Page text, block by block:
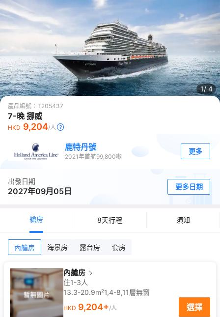
1/4
產品編號： T205437
7-晚 挪威
HKD 9,204/人
鹿特丹號
2021年首航99,800噸
更多
出發日期
2027年09月05日 更多日期
艙房 8天行程 須知
內艙房 海景房 露台房 套房
內艙房
住1-3人
13.3-20.9m²1,4-8,11層無窗
HKD 9,204+/人 選擇